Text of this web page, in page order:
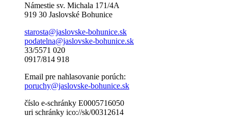
Námestie sv. Michala 171/4A
919 30 Jaslovské Bohunice
starosta@jaslovske-bohunice.sk
podatelna@jaslovske-bohunice.sk
33/5571 020
0917/814 918
Email pre nahlasovanie porúch:
poruchy@jaslovske-bohunice.sk
číslo e-schránky E0005716050
uri schránky ico://sk/00312614